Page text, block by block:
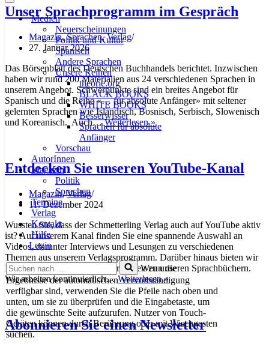
Navigationsmenü
Medien
Neuerscheinungen
Politik und Kultur
Spanisch
Andere Sprachen
Unsere Reihen
theorie.org
BLACK BOOKS
WHITE BOOKS
Besserwisser
Sprachen für absolute
Anfänger
Vorschau
AutorInnen
Magazin
Politik
Sprachen
Termine
Verlag
Kontakt
Hilfe
Login
Suchen
nach …
Wenn die
Ergebnisse der automatischen Vervollständigung
verfügbar sind, verwenden Sie die Pfeile nach oben und
unten, um sie zu überprüfen und die Eingabetaste, um
die gewünschte Seite aufzurufen. Nutzer von Touch-
Geräten können durch Berührung oder mit Wischgesten
suchen.
Unser Sprachprogramm im Gespräch
Magazin,Sprachen,Verlag
27. Januar 2026
Das Börsenblatt des Deutschen Buchhandels berichtet. Inzwischen
haben wir rund 200 Materialien aus 24 verschiedenen Sprachen in
unserem Angebot. Schwerpunkte sind ein breites Angebot für
Spanisch und die Reihe «… für absolute Anfänger» mit seltener
gelernten Sprachen wie Isländisch, Bosnisch, Serbisch, Slowenisch
und Koreanisch. Auch…Weiterlesen »Unser
Sprachprogramm
Entdecken Sie unseren YouTube-Kanal
Magazin,Verlag
11. Dezember 2024
Wussten Sie, dass der Schmetterling Verlag auch auf YouTube aktiv
ist? Auf unserem Kanal finden Sie eine spannende Auswahl an
Videos, darunter Interviews und Lesungen zu verschiedenen
Themen aus unserem Verlagsprogramm. Darüber hinaus bieten wir
Ihnen auch Einblicke und Hörproben zu unseren Sprachbüchern.
Wir arbeiten kontinuierlich…Weiterlesen »Entdecken
Sie
unseren
YouTube-
Kanal
Abonnieren Sie einen Newsletter